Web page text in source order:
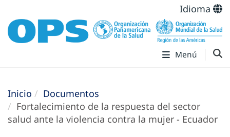
Idioma
Menú
Inicio
Documentos
Fortalecimiento de la respuesta del sector
salud ante la violencia contra la mujer - Ecuador